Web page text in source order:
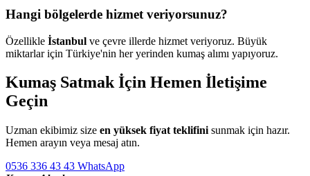
Hangi bölgelerde hizmet veriyorsunuz?
Özellikle İstanbul ve çevre illerde hizmet veriyoruz. Büyük
miktarlar için Türkiye'nin her yerinden kumaş alımı yapıyoruz.
Kumaş Satmak İçin Hemen İletişime
Geçin
Uzman ekibimiz size en yüksek fiyat teklifini sunmak için hazır.
Hemen arayın veya mesaj atın.
0536 336 43 43 WhatsApp